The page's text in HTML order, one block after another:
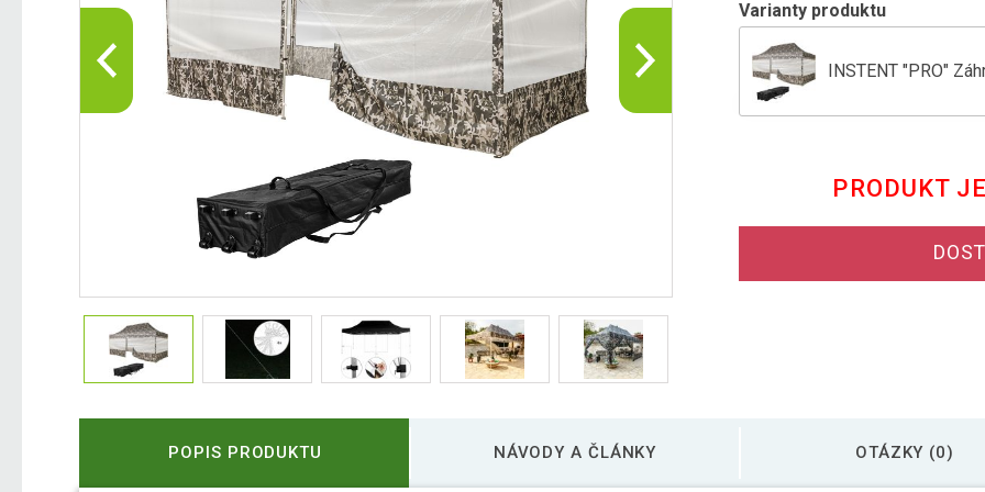
Varianty produktu
INSTENT "PRO"
Záhradný párty
PRODUKT
POPIS PRODUKTU NÁVODY A ČLÁNKY OTÁZKY (0)